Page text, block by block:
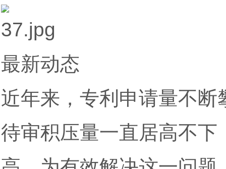
最新动态
近年来，专利申请量不
待审积压量一直居高不